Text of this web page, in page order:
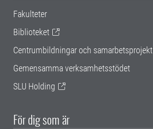
Fakulteter
Biblioteket
Centrumbildningar och samarbetsprojekt
Gemensamma verksamhetsstödet
SLU Holding
För dig som är